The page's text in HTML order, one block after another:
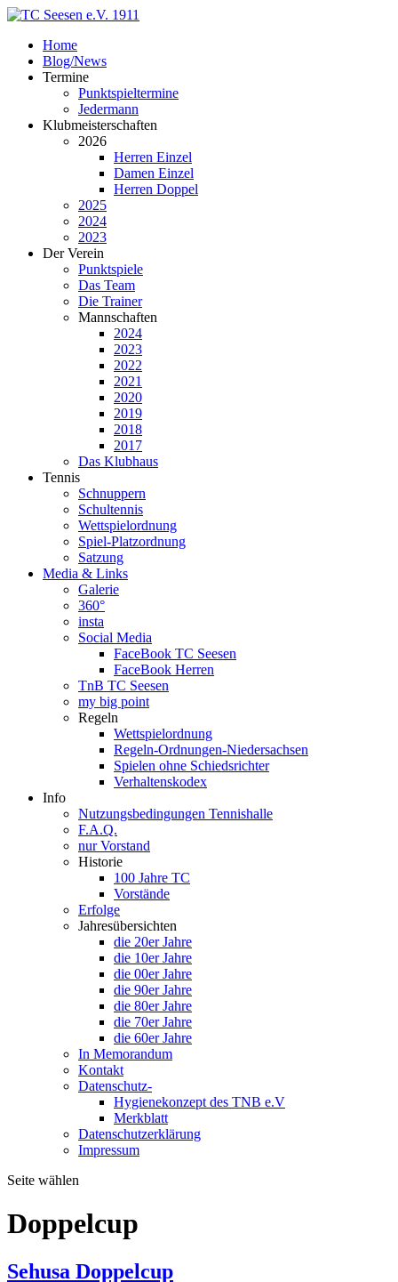
Home
Blog/News
Termine
Punktspieltermine
Jedermann
Klubmeisterschaften
2026
Herren Einzel
Damen Einzel
Herren Doppel
2025
2024
2023
Der Verein
Punktspiele
Das Team
Die Trainer
Mannschaften
2024
2023
2022
2021
2020
2019
2018
2017
Das Klubhaus
Tennis
Schnuppern
Schultennis
Wettspielordnung
Spiel-Platzordnung
Satzung
Media & Links
Galerie
360°
insta
Social Media
FaceBook TC Seesen
FaceBook Herren
TnB TC Seesen
my big point
Regeln
Wettspielordnung
Regeln-Ordnungen-Niedersachsen
Spielen ohne Schiedsrichter
Verhaltenskodex
Info
Nutzungsbedingungen Tennishalle
F.A.Q.
nur Vorstand
Historie
100 Jahre TC
Vorstände
Erfolge
Jahresübersichten
die 20er Jahre
die 10er Jahre
die 00er Jahre
die 90er Jahre
die 80er Jahre
die 70er Jahre
die 60er Jahre
In Memorandum
Kontakt
Datenschutz-
Hygienekonzept des TNB e.V
Merkblatt
Datenschutzerklärung
Impressum
Seite wählen
Doppelcup
Sehusa Doppelcup